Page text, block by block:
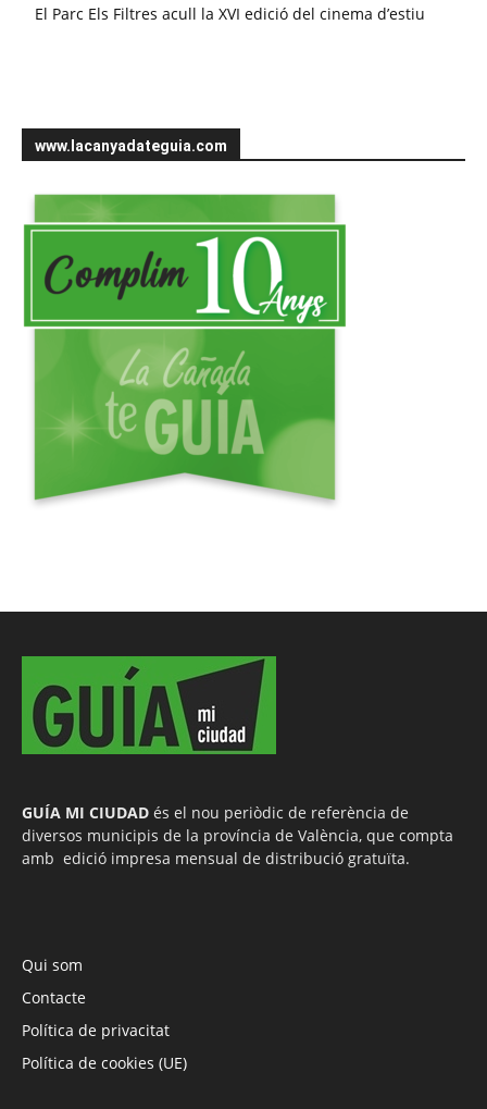
El Parc Els Filtres acull la XVI edició del cinema d’estiu
www.lacanyadateguia.com
GUÍA MI CIUDAD és el nou periòdic de referència de
diversos municipis de la província de València, que compta
amb edició impresa mensual de distribució gratuïta.
Qui som
Contacte
Política de privacitat
Política de cookies (UE)